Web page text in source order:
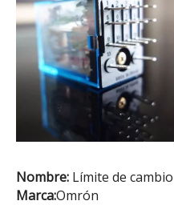
Nombre: Límite de cambio
Marca:Omrón